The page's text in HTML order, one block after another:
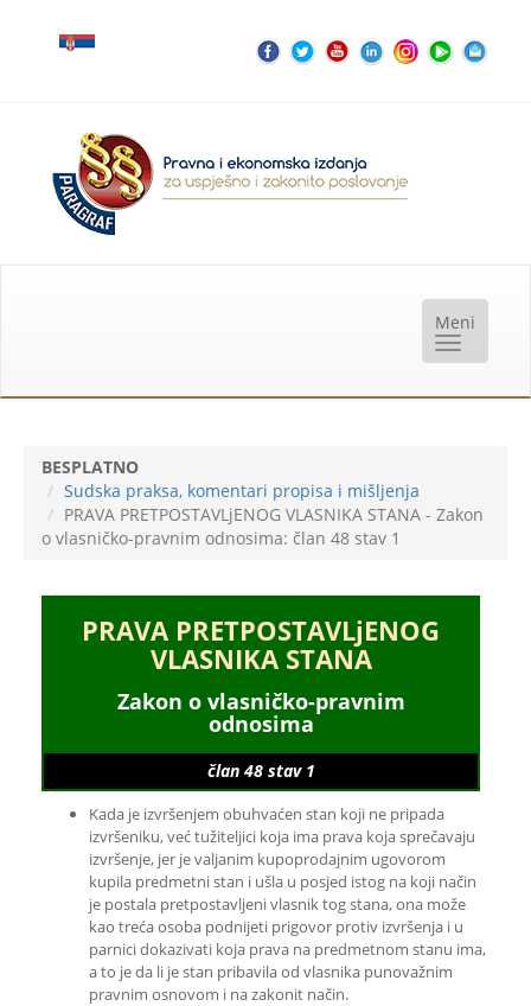
BESPLATNO
Sudska praksa, komentari propisa i mišljenja
PRAVA PRETPOSTAVLjENOG VLASNIKA STANA - Zakon
o vlasničko-pravnim odnosima: član 48 stav 1
PRAVA PRETPOSTAVLjENOG
VLASNIKA STANA
Zakon o vlasničko-pravnim
odnosima
član 48 stav 1
Kada je izvršenjem obuhvaćen stan koji ne pripada
izvršeniku, već tužiteljici koja ima prava koja sprečavaju
izvršenje, jer je valjanim kupoprodajnim ugovorom
kupila predmetni stan i ušla u posjed istog na koji način
je postala pretpostavljeni vlasnik tog stana, ona može
kao treća osoba podnijeti prigovor protiv izvršenja i u
parnici dokazivati koja prava na predmetnom stanu ima,
a to je da li je stan pribavila od vlasnika punovažnim
pravnim osnovom i na zakonit način.